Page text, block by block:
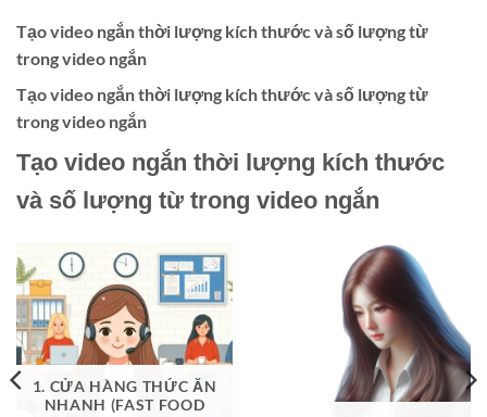
Tạo video ngắn thời lượng kích thước và số lượng từ
trong video ngắn
Tạo video ngắn thời lượng kích thước và số lượng từ
trong video ngắn
Tạo video ngắn thời lượng kích thước
và số lượng từ trong video ngắn
1. CỬA HÀNG THỨC ĂN
NHANH (FAST FOOD